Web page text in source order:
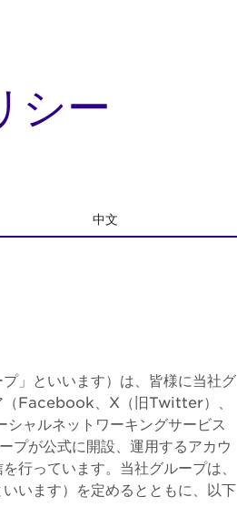
シー
中文
」といいます）は、皆様に当社グ
（Facebook、X（旧Twitter）、
ャルネットワーキングサービス
プが公式に開設、運用するアカウ
行っています。当社グループは、
います）を定めるとともに、以下